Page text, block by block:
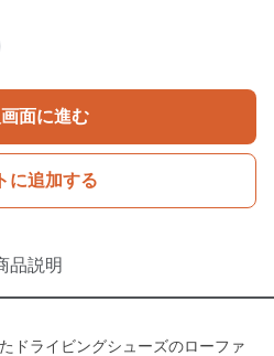
面に進む
に追加する
品説明
ドライビングシューズのローファ